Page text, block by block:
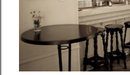
m
e
n